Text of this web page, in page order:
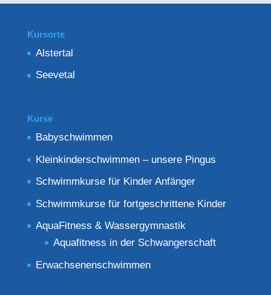
Kursorte
Alstertal
Seevetal
Kurse
Babyschwimmen
Kleinkinderschwimmen – unsere Pingus
Schwimmkurse für Kinder Anfänger
Schwimmkurse für fortgeschrittene Kinder
AquaFitness & Wassergymnastik
Aquafitness in der Schwangerschaft
Erwachsenenschwimmen